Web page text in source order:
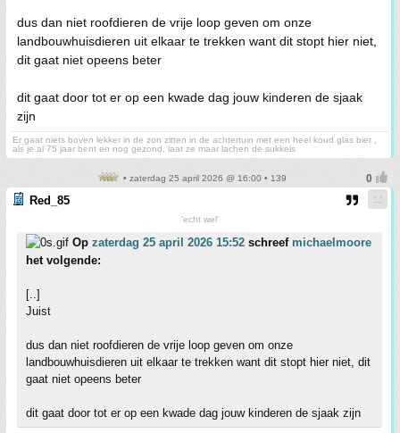
dus dan niet roofdieren de vrije loop geven om onze
landbouwhuisdieren uit elkaar te trekken want dit stopt hier niet,
dit gaat niet opeens beter
dit gaat door tot er op een kwade dag jouw kinderen de sjaak
zijn
Er gaat niets boven lekker in de zon zitten in de achtertuin met een heel koud glas bier ,
als je al 75 jaar bent en nog gezond, laat ze maar lachen de sukkels
• zaterdag 25 april 2026 @ 16:00 • 139
Red_85
'echt wel'
Op zaterdag 25 april 2026 15:52 schreef michaelmoore
het volgende:
[..]
Juist
dus dan niet roofdieren de vrije loop geven om onze
landbouwhuisdieren uit elkaar te trekken want dit stopt hier niet, dit
gaat niet opeens beter
dit gaat door tot er op een kwade dag jouw kinderen de sjaak zijn